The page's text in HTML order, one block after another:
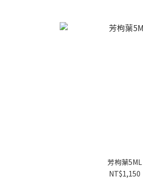
芳枸葉5ML
NT$1,150